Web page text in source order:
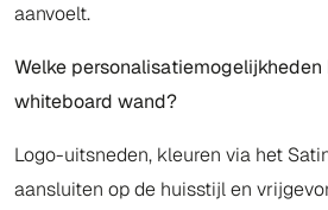
aanvoelt.
Welke
whiteboard wand?
Logo-uitsneden, kleuren via het
aansluiten op de huisstijl en